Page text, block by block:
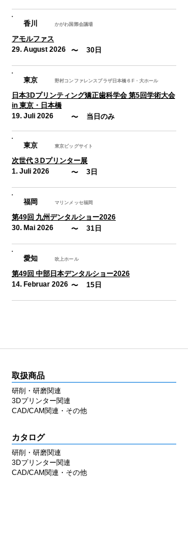
香川 かがわ国際会議場
アモルファス
29. August 2026
​〜 30日
東京 野村コンファレンスプラザ日本橋６F・大ホール
日本3Dプリンティング矯正歯科学会 第5回学術大会
in 東京・日本橋
19. Juli 2026
​〜 当日のみ
東京 東京ビッグサイト
次世代３Dプリンター展
1. Juli 2026
​〜 3日
福岡 マリンメッセ福岡
第49回 九州デンタルショー2026
30. Mai 2026
​〜 31日
愛知 吹上ホール
第49回 中部日本デンタルショー2026
14. Februar 2026 ​〜 15日
取扱商品
研削・研磨関連
3Dプリンター関連
CAD/CAM関連・その他
カタログ
研削・研磨関連
3Dプリンター関連
CAD/CAM関連・その他